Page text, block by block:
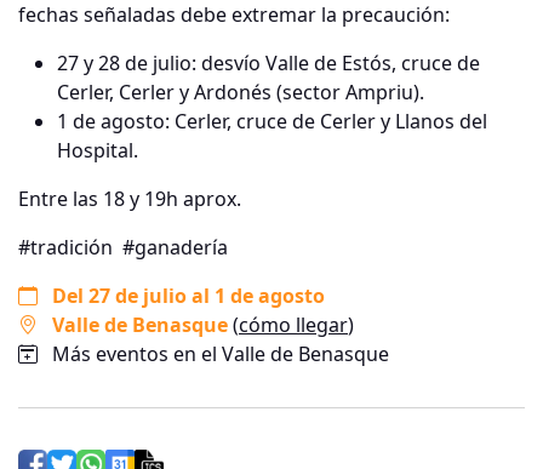
fechas señaladas debe extremar la precaución:
27 y 28 de julio: desvío Valle de Estós, cruce de
Cerler, Cerler y Ardonés (sector Ampriu).
1 de agosto: Cerler, cruce de Cerler y Llanos del
Hospital.
Entre las 18 y 19h aprox.
#tradición #ganadería
Del 27 de julio al 1 de agosto
Valle de Benasque(cómo llegar)
Más eventos en el Valle de Benasque